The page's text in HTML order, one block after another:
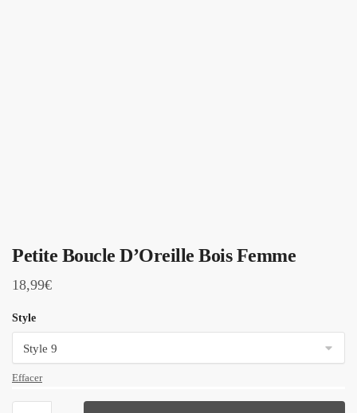
Petite Boucle D’Oreille Bois Femme
18,99€
Style
Effacer